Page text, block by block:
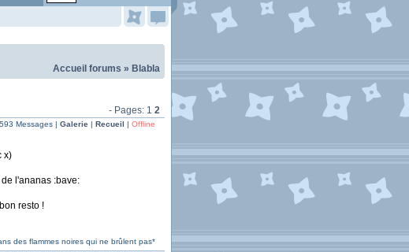
Accueil forums » Blabla
- Pages: 1 2
593 Messages | Galerie | Recueil | Offline
x)
l'ananas :bave:
resto !
des flammes noires qui ne brûlent pas*